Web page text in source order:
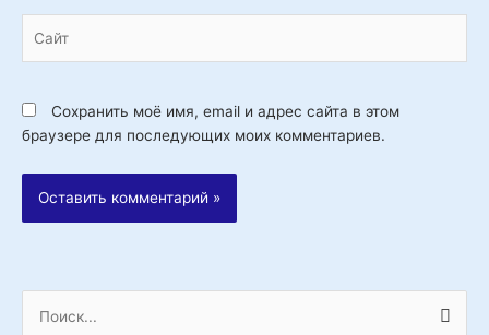
Сохранить моё имя, email и адрес сайта в этом
браузере для последующих моих комментариев.